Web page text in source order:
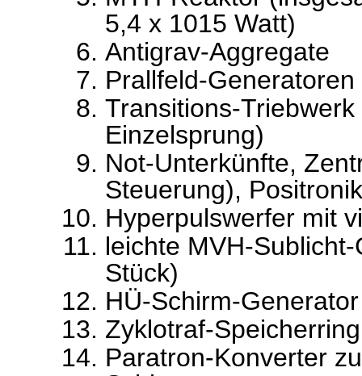
5,4 x 1015 Watt)
Antigrav-Aggregate
Prallfeld-Generatoren
Transitions-
Einzelsprung)
Not-Unterkünfte,
Steuerung),
Hyperpulswerfer mit
leichte MVH-
Stück)
HÜ-Schirm-Generator
Zyklotraf-
Paratron-Konverter